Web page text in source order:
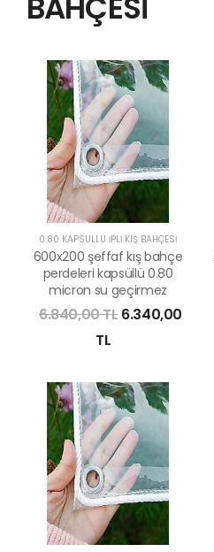
0.80 KAPSÜLLÜ İPLİ KIŞ BAHÇESİ
600x200 şeffaf kış bahçe
perdeleri kapsüllü 0.80
micron su geçirmez
6.840,00 TL6.340,00
TL